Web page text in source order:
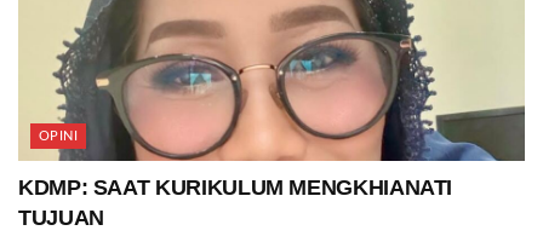
OPINI
KDMP: SAAT KURIKULUM MENGKHIANATI
TUJUAN